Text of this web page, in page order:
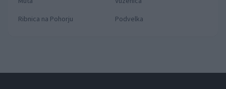
Ribnica na Pohorju
Podvelka